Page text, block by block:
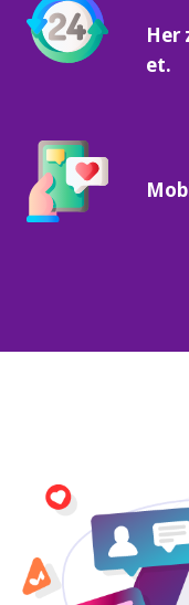
Her
et.